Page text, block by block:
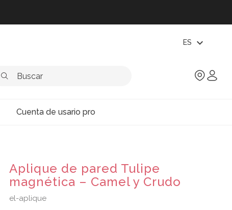
ES expand_more
Cuenta de usario pro
Aplique de pared Tulipe
magnética – Camel y Crudo
el-aplique